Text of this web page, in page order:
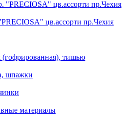
цв.ассорти пр.Чехия
(гофрированная), тишью
шпажки
материалы